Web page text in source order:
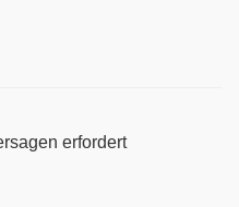
erfordert